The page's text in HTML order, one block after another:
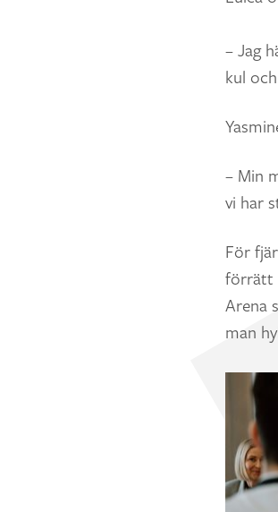
– Jag
kul
– Min
vi har
För
förrätt
Arena
man